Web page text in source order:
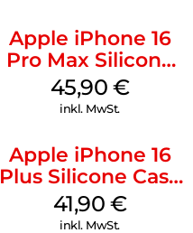
Apple iPhone 16
Pro Max Silicone
Case MagSafe
Ultramarine
45,90 €
inkl. MwSt.
Apple iPhone 16
Plus Silicone Case
MagSafe Stone
Gray
41,90 €
inkl. MwSt.